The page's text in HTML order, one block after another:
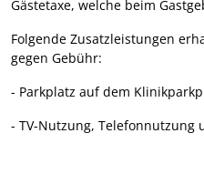
Gästetaxe, welche beim
Folgende Zusatzleistungen
gegen Gebühr:
- Parkplatz auf dem
- TV-Nutzung, Telefonnutzung